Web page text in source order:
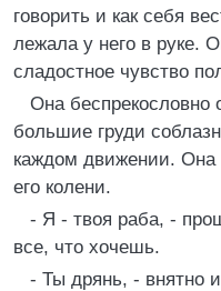
говорить и как себя
лежала у него в руке.
сладостное чувство
Она беспрекословно
большие груди
каждом движении. Она
его колени.
- Я - твоя раба, -
все, что хочешь.
- Ты дрянь, - внятно